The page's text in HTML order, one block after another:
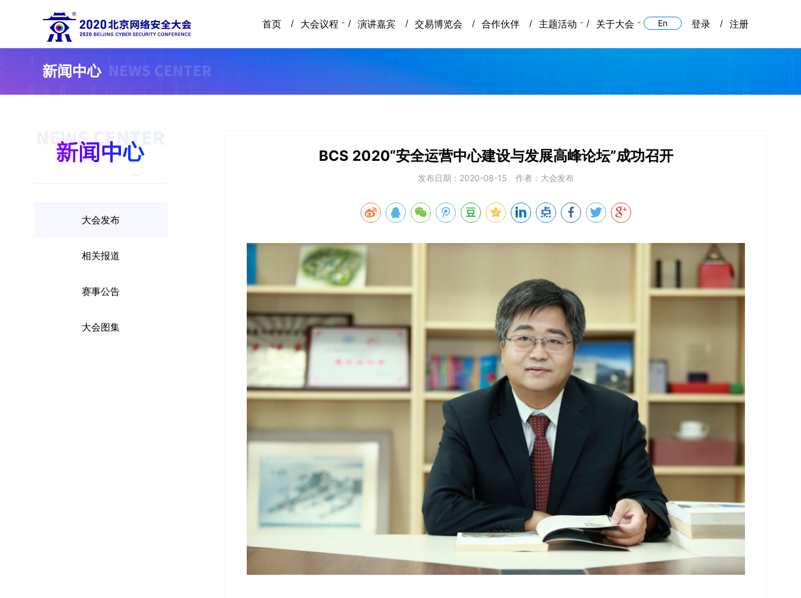
2020北京网络安全大会
首页 大会议程 演讲嘉宾 交易博览会 合作伙伴 主题活动 关于大会 En 登录 注册
大会发布
相关报道
赛事公告
大会图集
BCS 2020“安全运营中心建设与发展高峰论坛”成功召开
发布日期：2020-08-15 作者：大会发布